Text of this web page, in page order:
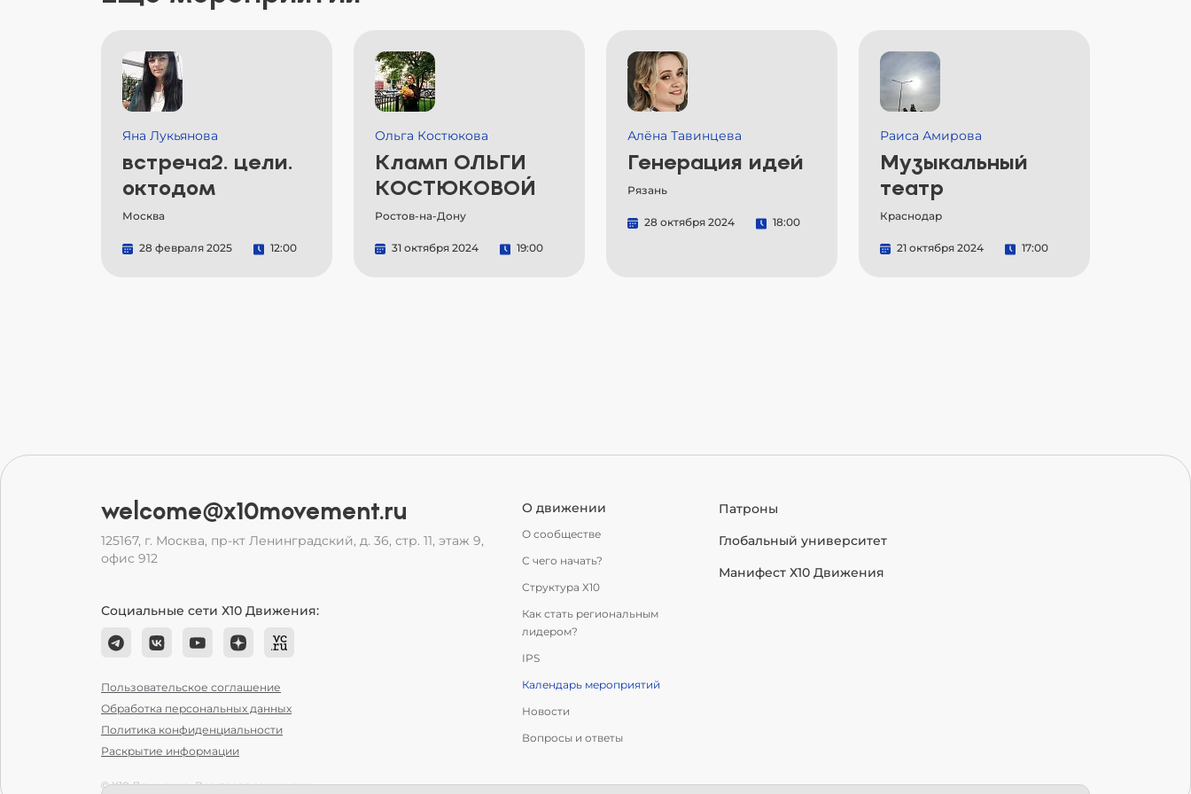
Яна Лукьянова
встреча2. цели.
октодом
Москва
28 февраля 2025 12:00
Ольга Костюкова
Кламп ОЛЬГИ
КОСТЮКОВОЙ
Ростов-на-Дону
31 октября 2024 19:00
Алёна Тавинцева
Генерация идей
Рязань
28 октября 2024 18:00
Раиса Амирова
Музыкальный
театр
Краснодар
21 октября 2024 17:00
welcome@x10movement.ru
125167, г. Москва, пр-кт Ленинградский, д. 36, стр. 11, этаж 9,
офис 912
Социальные сети Х10 Движения:
Пользовательское соглашение
Обработка персональных данных
Политика конфиденциальности
Раскрытие информации
О движении
О сообществе
С чего начать?
Структура Х10
Как стать региональным
лидером?
IPS
Календарь мероприятий
Новости
Вопросы и ответы
Патроны
Глобальный университет
Манифест Х10 Движения
© Х10 Движение. Все права защищены.